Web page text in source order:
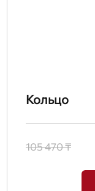
Кольцо
105 470 ₸